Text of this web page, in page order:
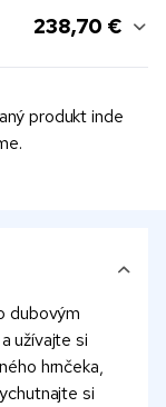
238,70 €
produkt inde
dubovým
užívajte si
hrnčeka,
si